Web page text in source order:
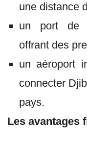
une distance
un port de
offrant des
un aéroport
connecter
pays.
Les avantages